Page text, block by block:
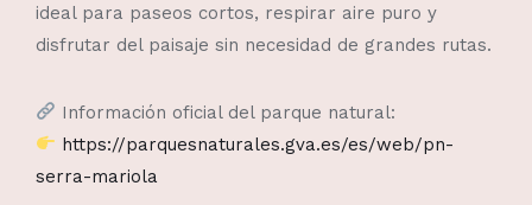
ideal para paseos cortos, respirar aire puro y
disfrutar del paisaje sin necesidad de grandes rutas.
Información oficial del parque natural:
https://parquesnaturales.gva.es/es/web/pn-
serra-mariola